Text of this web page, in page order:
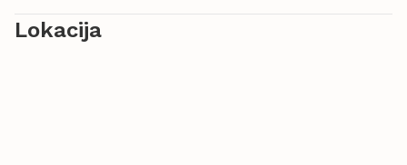
Lokacija